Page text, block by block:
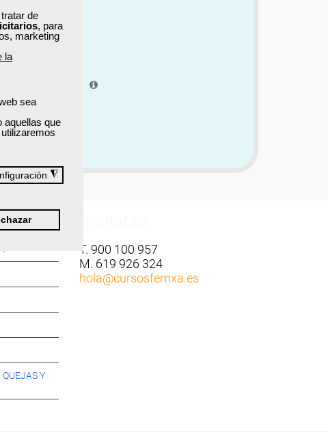
de
, para
marketing
la
sea
aquellas que
◮
el aprendizaje.
QUEJAS Y
T. 900 100 957
M. 619 926 324
hola@cursosfemxa.es